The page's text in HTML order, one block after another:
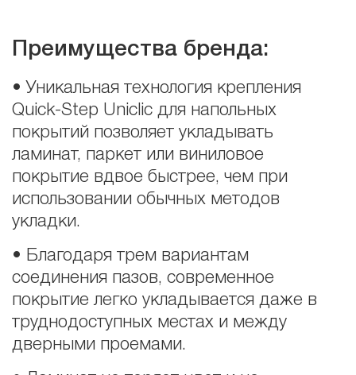
Преимущества бренда:
• Уникальная технология крепления
Quick-Step Unicliс для напольных
покрытий позволяет укладывать
ламинат, паркет или виниловое
покрытие вдвое быстрее, чем при
использовании обычных методов
укладки.
• Благодаря трем вариантам
соединения пазов, современное
покрытие легко укладывается даже в
труднодоступных местах и между
дверными проемами.